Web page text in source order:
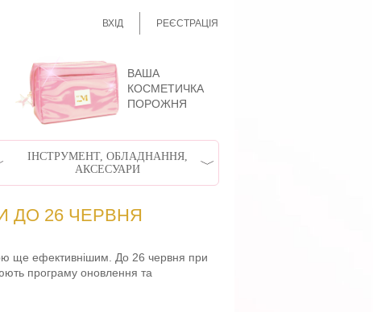
ВХІД РЕЄСТРАЦІЯ
ВАША
КОСМЕТИЧКА
ПОРОЖНЯ
ІНСТРУМЕНТ, ОБЛАДНАННЯ,
АКСЕСУАРИ
ДО 26 ЧЕРВНЯ
ще ефективнішим. До 26 червня при
програму оновлення та